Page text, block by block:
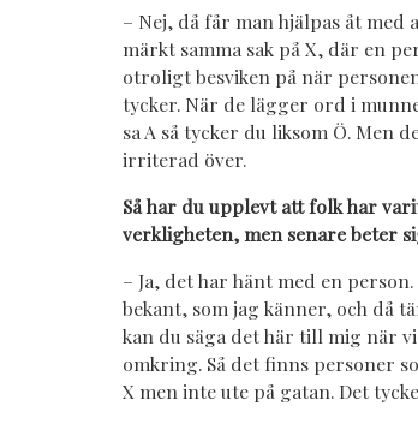
– Nej, då får man hjälpas åt med
märkt samma sak på X, där en
otroligt besviken på när
tycker. När de lägger ord i
sa A så tycker du liksom Ö. Men
irriterad över.
Så har du upplevt att folk har
verkligheten, men senare beter
– Ja, det har hänt med en
bekant, som jag känner, och då
kan du säga det här till mig när
omkring. Så det finns personer
X men inte ute på gatan. Det